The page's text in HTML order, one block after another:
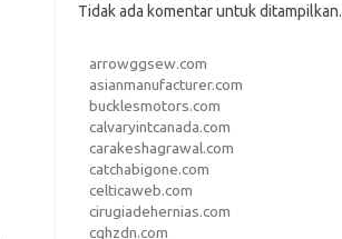
Tidak ada komentar untuk ditampilkan.
arrowggsew.com
asianmanufacturer.com
bucklesmotors.com
calvaryintcanada.com
carakeshagrawal.com
catchabigone.com
celticaweb.com
cirugiadehernias.com
cqhzdn.com